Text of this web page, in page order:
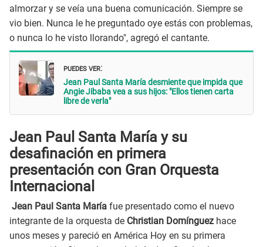
almorzar y se veía una buena comunicación. Siempre se
vio bien. Nunca le he preguntado oye estás con problemas,
o nunca lo he visto llorando", agregó el cantante.
PUEDES VER:
Jean Paul Santa María desmiente que impida que
Angie Jibaba vea a sus hijos: "Ellos tienen carta
libre de verla"
Jean Paul Santa María y su
desafinación en primera
presentación con Gran Orquesta
Internacional
Jean Paul Santa María fue presentado como el nuevo
integrante de la orquesta de Christian Domínguez hace
unos meses y pareció en América Hoy en su primera